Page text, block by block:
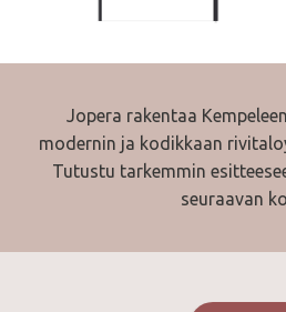
Jopera rakentaa
modernin ja kodikkaan
Tutustu tarkemmin
seuraavan